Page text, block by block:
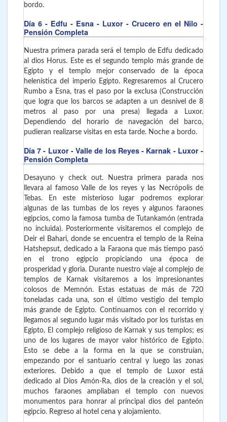
bordo.
Día 6 - Edfu - Esna - Luxor - Crucero en el Nilo -
Pensión Completa
Nuestra primera parada será el templo de Edfu dedicado
al dios Horus. Este es el segundo templo más grande de
Egipto y el templo mejor conservado de la época
helenística del imperio Egipto. Regresaremos al Crucero
Rumbo a Esna, tras el paso por la exclusa (Construcción
que logra que los barcos se adapten a un desnivel de 8
metros al paso por una presa) llegada a Luxor.
Dependiendo del horario de navegación del barco,
pudieran realizarse visitas en esta tarde. Noche a bordo.
Día 7 - Luxor - Valle de los Reyes - Karnak - Luxor-
Pensión Completa
Desayuno y check out. Nuestra primera parada nos
llevara al famoso Valle de los reyes y las Necrópolis de
Tebas. En este misterioso lugar podremos explorar
algunas de las tumbas de los reyes y algunos faraones
egipcios, como la famosa tumba de Tutankamón (entrada
no incluida). Posteriormente visitaremos el complejo de
Deir el Bahari, donde se encuentra el templo de la Reina
Hatshepsut, dedicado a la Faraona que más tiempo pasó
en el trono egipcio propiciando una época de
prosperidad y gloria. Durante nuestro viaje al complejo de
templos de Karnak visitaremos a los impresionantes
colosos de Memnón. Estas estatuas de más de 720
toneladas cada una, son el último vestigio del templo
más grande de Egipto. Continuamos con el recorrido y
llegamos al segundo lugar más visitado por los turistas en
Egipto, El complejo religioso de Karnak y sus templos; es
uno de los lugares de mayor valor histórico de Egipto.
Esto se debe a la forma en la que se construían,
empezando por el santuario central y luego las zonas
exteriores. Debido a que el templo de Luxor está
dedicado al Dios Amón-Ra, dios de la creación y el sol,
muchos faraones ampliaban el templo con nuevos
monumentos para honrar al principal dios del panteón
egipcio. Regreso al hotel cena y alojamiento.